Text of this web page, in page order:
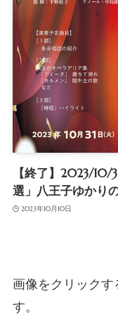
【終了】2023/10/
選」八王子ゆかり
2023年10月10日
画像をクリック
す。